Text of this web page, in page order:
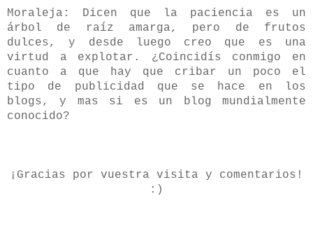
Moraleja: Dicen que la paciencia es un
árbol de raíz amarga, pero de frutos
dulces, y desde luego creo que es una
virtud a explotar. ¿Coincidís conmigo en
cuanto a que hay que cribar un poco el
tipo de publicidad que se hace en los
blogs, y mas si es un blog mundialmente
conocido?
¡Gracias por vuestra visita y comentarios!
:)